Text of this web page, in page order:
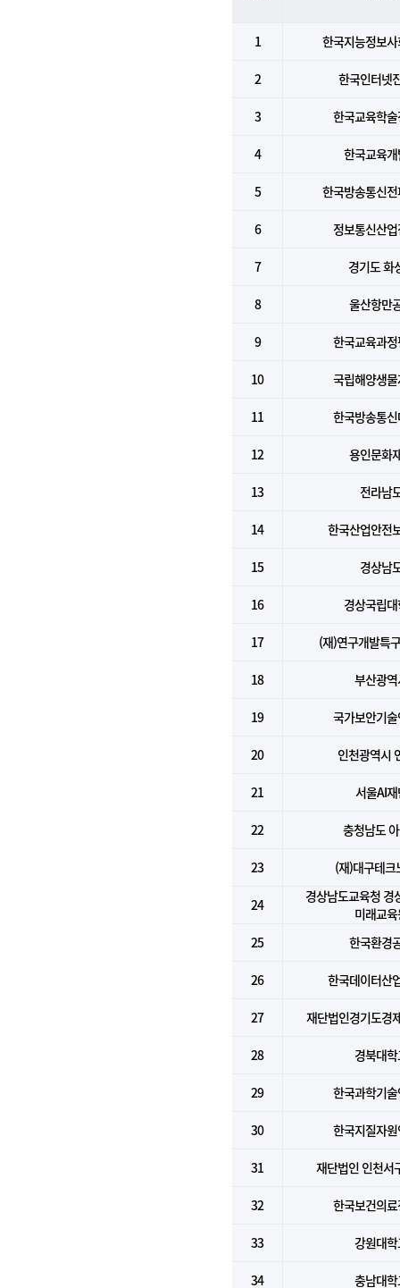
1 한국지능정보
2 한국인터넷
3 한국교육학
4 한국교육
5 한국방송통신
6 정보통신산
7 경기도 화
8 울산항만
9 한국교육과
10 국립해양생
11 한국방송통
12 용인문화
13 전라남
14 한국산업안전
15 경상남
16 경상국립
17 (재)연구개발특
18 부산광
19 국가보안기
20 인천광역시
21 서울AI재
22 충청남도
23 (재)대구테크
24
경상남도교육청 경
미래교
25
한국환경
26 한국데이터산
27 재단법인경기도경
28 경북대
29 한국과학기
30 한국지질자
31 재단법인 인천서
32 한국보건의
33 강원대
34 충남대